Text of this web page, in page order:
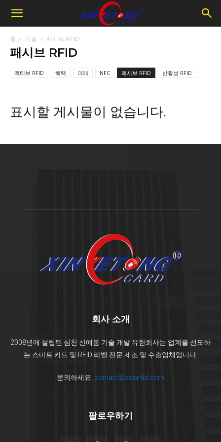
홈 기술 패시브 RFID
패시브 RFID
액티브 RFID 혜택 미래 NFC 패시브 RFID 반활성 RFID
표시할 게시물이 없습니다.
회사 소개
2008년에 설립된 심천 신예통 기술 개발 유한회사는 업계를 선도하
는 스마트 카드 및 RFID 라벨 전문 제조 및 수출업체입니다.
문의하세요: contact@asiarfid.com
팔로우하기